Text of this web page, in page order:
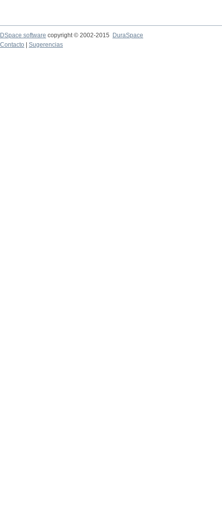
DSpace software copyright © 2002-2015
DuraSpace
Contacto
Sugerencias